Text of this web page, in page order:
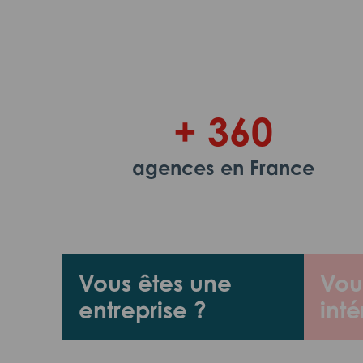
Vous êtes une
entreprise ?
+ 360
agences en France